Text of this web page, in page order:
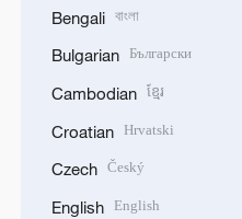
Bengali বাংলা
Bulgarian Български
Cambodian ខ្មែរ
Croatian Hrvatski
Czech Český
English English